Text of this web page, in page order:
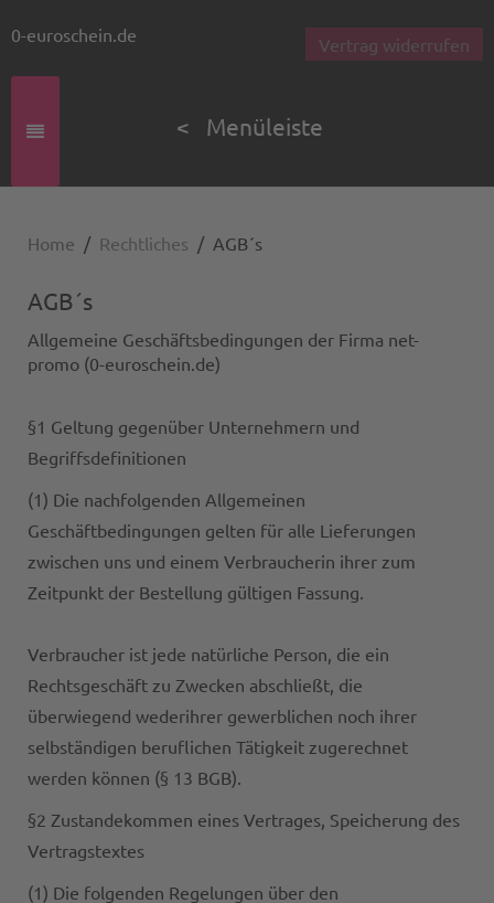
0-euroschein.de Vertrag widerrufen
< Menüleiste
Home Rechtliches AGB´s
AGB´s
Allgemeine Geschäftsbedingungen der Firma net-
promo (0-euroschein.de)
§1 Geltung gegenüber Unternehmern und
Begriffsdefinitionen
(1) Die nachfolgenden Allgemeinen
Geschäftbedingungen gelten für alle Lieferungen
zwischen uns und einem Verbraucherin ihrer zum
Zeitpunkt der Bestellung gültigen Fassung.
Verbraucher ist jede natürliche Person, die ein
Rechtsgeschäft zu Zwecken abschließt, die
überwiegend wederihrer gewerblichen noch ihrer
selbständigen beruflichen Tätigkeit zugerechnet
werden können (§ 13 BGB).
§2 Zustandekommen eines Vertrages, Speicherung des
Vertragstextes
(1) Die folgenden Regelungen über den